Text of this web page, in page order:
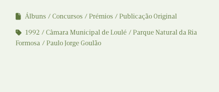
Álbuns Concursos Prémios
Publicação Original
1992
Câmara Municipal de Loulé
Parque Natural da Ria
Formosa
Paulo Jorge Goulão